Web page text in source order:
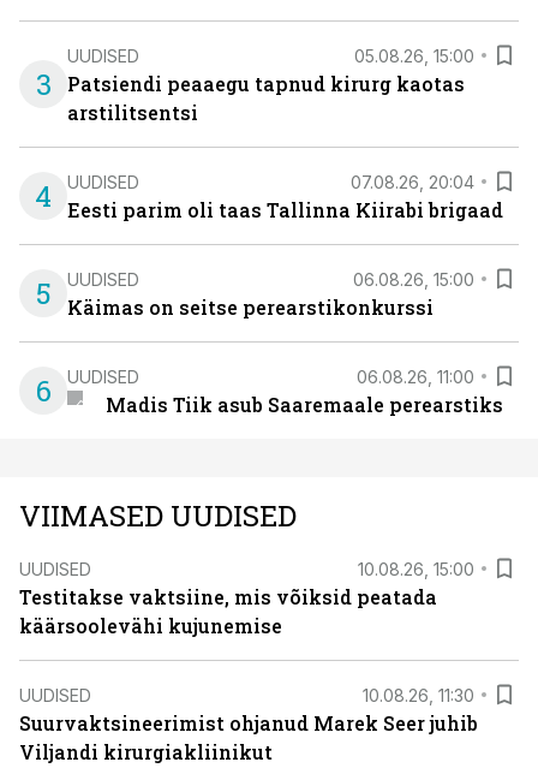
3
UUDISED 05.08.26, 15:00
Patsiendi peaaegu tapnud kirurg kaotas
arstilitsentsi
4 UUDISED 07.08.26, 20:04
Eesti parim oli taas Tallinna Kiirabi brigaad
5 UUDISED 06.08.26, 15:00
Käimas on seitse perearstikonkurssi
6 UUDISED 06.08.26, 11:00
Madis Tiik asub Saaremaale perearstiks
VIIMASED UUDISED
UUDISED 10.08.26, 15:00
Testitakse vaktsiine, mis võiksid peatada
käärsoolevähi kujunemise
UUDISED 10.08.26, 11:30
Suurvaktsineerimist ohjanud Marek Seer juhib
Viljandi kirurgiakliinikut